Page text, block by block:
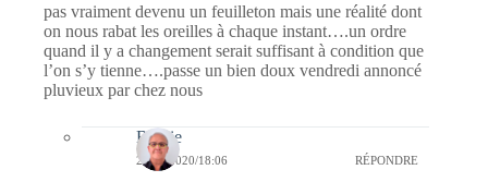
pas vraiment devenu un feuilleton mais une réalité dont
on nous rabat les oreilles à chaque instant….un ordre
quand il y a changement serait suffisant à condition que
l’on s’y tienne….passe un bien doux vendredi annoncé
pluvieux par chez nous
Bernie
28/08/2020/18:06 RÉPONDRE